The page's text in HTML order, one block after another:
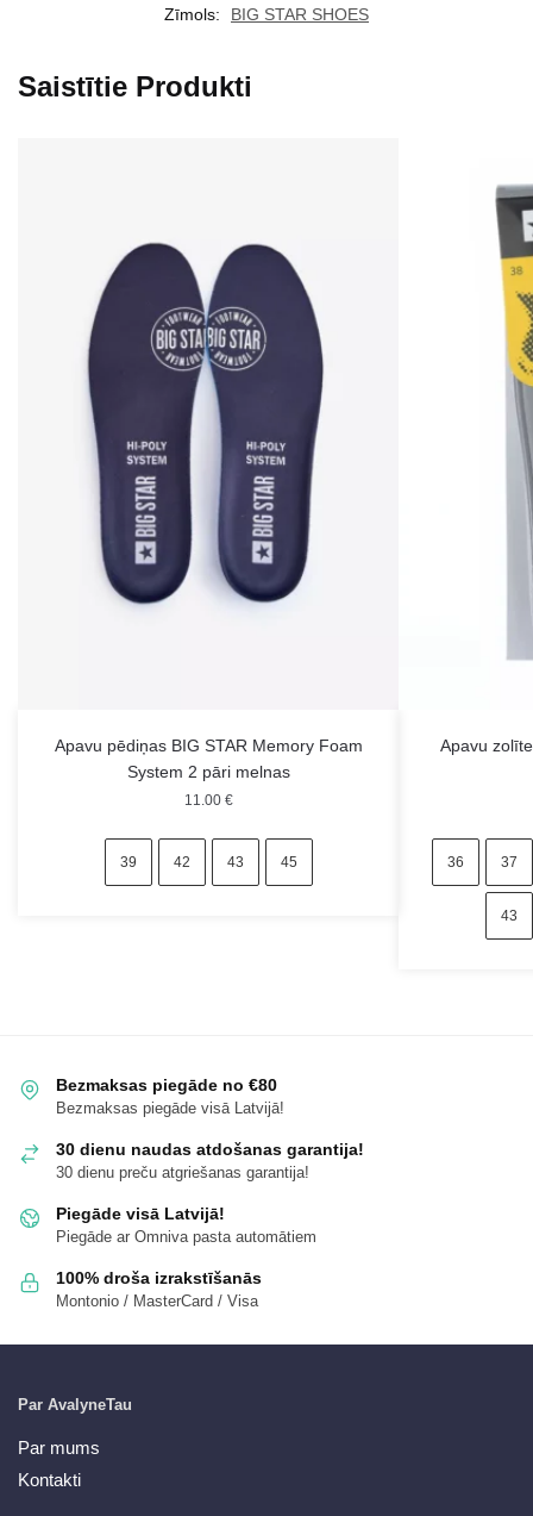
Zīmols:
BIG STAR SHOES
Saistītie Produkti
Apavu pēdiņas BIG STAR Memory Foam
System 2 pāri melnas
11.00 €
39 42 43 45
Apavu
36 37
43
Bezmaksas piegāde no €80
Bezmaksas piegāde visā Latvijā!
30 dienu naudas atdošanas garantija!
30 dienu preču atgriešanas garantija!
Piegāde visā Latvijā!
Piegāde ar Omniva pasta automātiem
100% droša izrakstīšanās
Montonio / MasterCard / Visa
Par AvalyneTau
Par mums
Kontakti